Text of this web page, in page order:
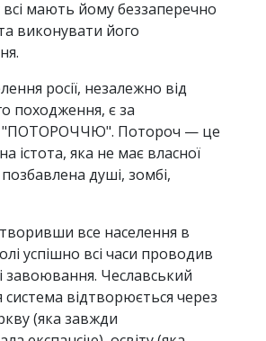
всі мають йому беззаперечно
виконувати його
росії, незалежно від
походження, є за
"ПОТОРОЧЧЮ". Потороч — це
істота, яка не має власної
позбавлена душі, зомбі,
все населення в
успішно всі часи проводив
завоювання. Чеславський
система відтворюється через
(яка завжди